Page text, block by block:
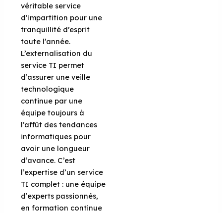
véritable service
d’impartition pour une
tranquillité d’esprit
toute l’année.
L’externalisation du
service TI permet
d’assurer une veille
technologique
continue par une
équipe toujours à
l’affût des tendances
informatiques pour
avoir une longueur
d’avance. C’est
l’expertise d’un service
TI complet : une équipe
d’experts passionnés,
en formation continue